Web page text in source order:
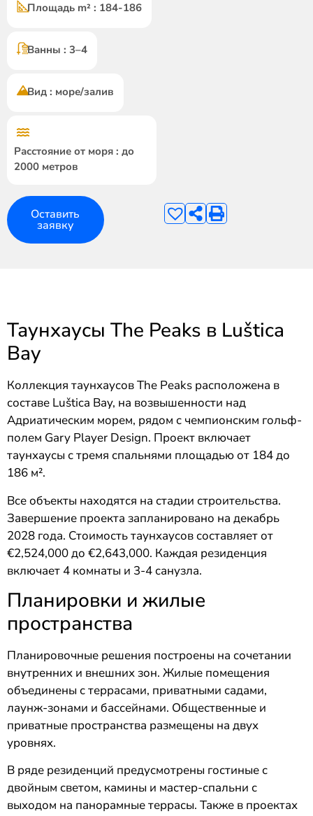
Площадь m² : 184-186
Ванны : 3–4
Вид : море/залив
Расстояние от моря : до
2000 метров
Оставить
заявку
Таунхаусы The Peaks в Luštica
Bay
Коллекция таунхаусов The Peaks расположена в
составе Luštica Bay, на возвышенности над
Адриатическим морем, рядом с чемпионским гольф-
полем Gary Player Design. Проект включает
таунхаусы с тремя спальнями площадью от 184 до
186 м².
Все объекты находятся на стадии строительства.
Завершение проекта запланировано на декабрь
2028 года. Стоимость таунхаусов составляет от
€2,524,000 до €2,643,000. Каждая резиденция
включает 4 комнаты и 3-4 санузла.
Планировки и жилые
пространства
Планировочные решения построены на сочетании
внутренних и внешних зон. Жилые помещения
объединены с террасами, приватными садами,
лаунж-зонами и бассейнами. Общественные и
приватные пространства размещены на двух
уровнях.
В ряде резиденций предусмотрены гостиные с
двойным светом, камины и мастер-спальни с
выходом на панорамные террасы. Также в проектах